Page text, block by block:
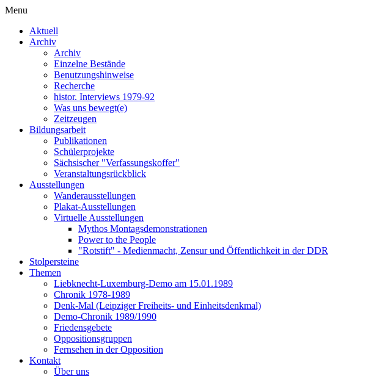
Menu
Aktuell
Archiv
Archiv
Einzelne Bestände
Benutzungshinweise
Recherche
histor. Interviews 1979-92
Was uns bewegt(e)
Zeitzeugen
Bildungsarbeit
Publikationen
Schülerprojekte
Sächsischer "Verfassungskoffer"
Veranstaltungsrückblick
Ausstellungen
Wanderausstellungen
Plakat-Ausstellungen
Virtuelle Ausstellungen
Mythos Montagsdemonstrationen
Power to the People
"Rotstift" - Medienmacht, Zensur und Öffentlichkeit in der DDR
Stolpersteine
Themen
Liebknecht-Luxemburg-Demo am 15.01.1989
Chronik 1978-1989
Denk-Mal (Leipziger Freiheits- und Einheitsdenkmal)
Demo-Chronik 1989/1990
Friedensgebete
Oppositionsgruppen
Fernsehen in der Opposition
Kontakt
Über uns